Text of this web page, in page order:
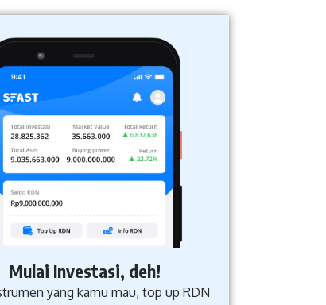
Mulai Investasi, deh!
yang kamu mau, top up RDN